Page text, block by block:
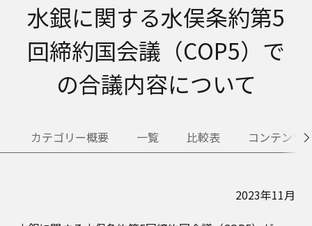
水銀に関する水俣条約第5
回締約国会議（COP5）で
の合議内容について
カテゴリー概要 一覧 比較表 コンテンツ
2023年11月